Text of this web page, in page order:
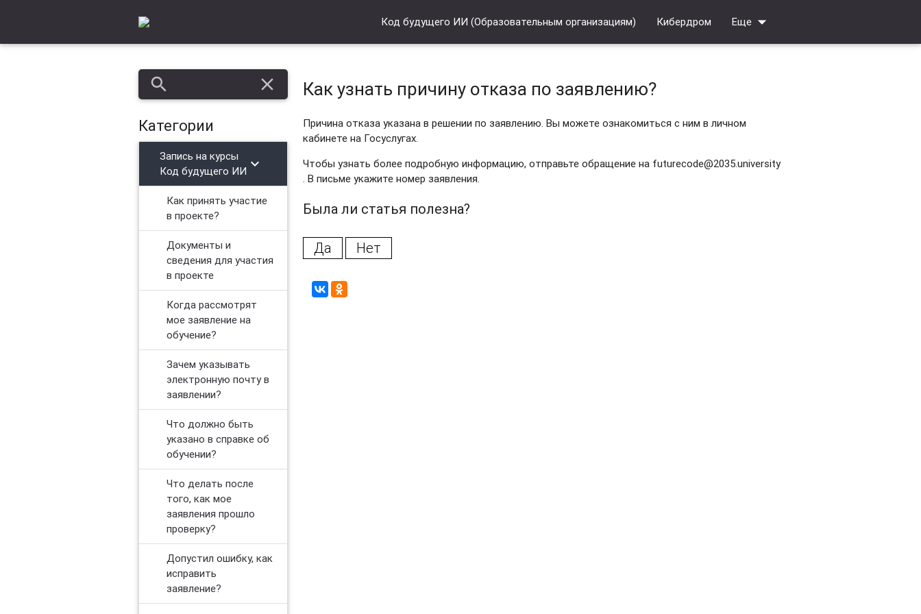
Код будущего ИИ (Образовательным организациям) Кибердром Еще arrow_drop_down
search close
Категории
Запись на курсы
Код будущего ИИ chevron_right
Как принять участие
в проекте?
Документы и
сведения для участия
в проекте
Когда рассмотрят
мое заявление на
обучение?
Зачем указывать
электронную почту в
заявлении?
Что должно быть
указано в справке об
обучении?
Что делать после
того, как мое
заявления прошло
проверку?
Допустил ошибку, как
исправить
заявление?
Как узнать причину отказа по заявлению?
Причина отказа указана в решении по заявлению. Вы можете ознакомиться с ним в личном
кабинете на Госуслугах.
Чтобы узнать более подробную информацию, отправьте обращение на futurecode@2035.university
. В письме укажите номер заявления.
Была ли статья полезна?
Да Нет